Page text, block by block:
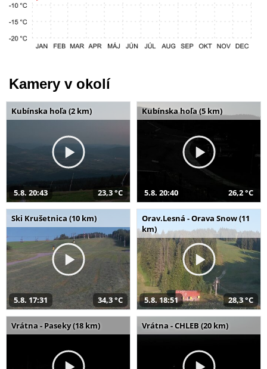
Kamery v okolí
Kubínska hoľa (2 km)
5.8. 20:43 23,3 °C
Kubínska hoľa (5 km)
5.8. 20:40 26,2 °C
Ski Krušetnica (10 km)
5.8. 17:31 34,3 °C
Orav.Lesná - Orava Snow (11
km)
5.8. 18:51 28,3 °C
Vrátna - Paseky (18 km) Vrátna - CHLEB (20 km)